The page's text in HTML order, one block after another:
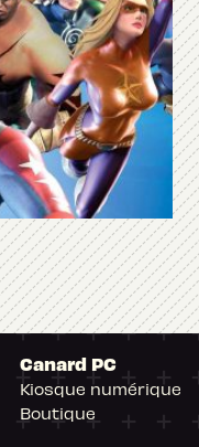
Canard PC
Kiosque numérique
Boutique